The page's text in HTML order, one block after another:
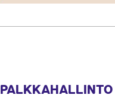
PALKKAHALLINTO